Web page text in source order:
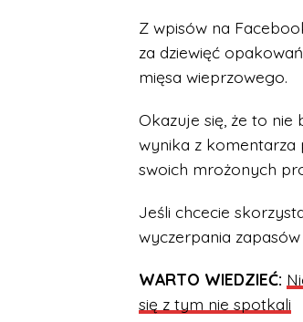
Z wpisów na
za dziewięć
mięsa wieprzowego.
Okazuje się, że to nie
wynika z komentarza
swoich mrożonych
Jeśli chcecie
wyczerpania
WARTO WIEDZIEĆ:
się z tym nie spotkali